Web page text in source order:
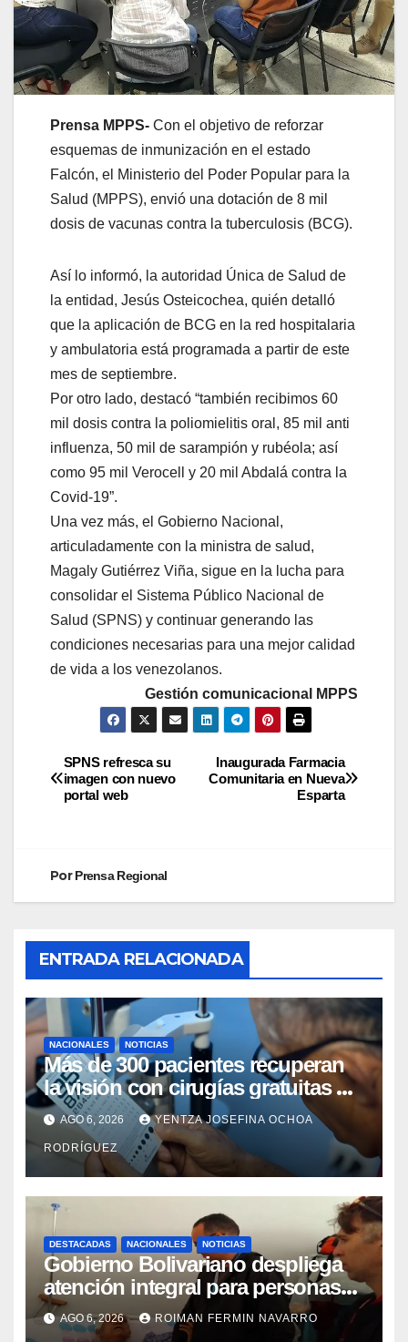
Prensa MPPS- Con el objetivo de reforzar
esquemas de inmunización en el estado
Falcón, el Ministerio del Poder Popular para la
Salud (MPPS), envió una dotación de 8 mil
dosis de vacunas contra la tuberculosis (BCG).
Así lo informó, la autoridad Única de Salud de
la entidad, Jesús Osteicochea, quién detalló
que la aplicación de BCG en la red hospitalaria
y ambulatoria está programada a partir de este
mes de septiembre.
Por otro lado, destacó “también recibimos 60
mil dosis contra la poliomielitis oral, 85 mil anti
influenza, 50 mil de sarampión y rubéola; así
como 95 mil Verocell y 20 mil Abdalá contra la
Covid-19”.
Una vez más, el Gobierno Nacional,
articuladamente con la ministra de salud,
Magaly Gutiérrez Viña, sigue en la lucha para
consolidar el Sistema Público Nacional de
Salud (SPNS) y continuar generando las
condiciones necesarias para una mejor calidad
de vida a los venezolanos.
Gestión comunicacional MPPS
Inaugurada Farmacia
Comunitaria en Nueva
Esparta
SPNS refresca su
imagen con nuevo
portal web
PorPrensa Regional
ENTRADA RELACIONADA
NACIONALES NOTICIAS
Más de 300 pacientes recuperan
la visión con cirugías gratuitas de
cataratas en Zulia
AGO 6, 2026 YENTZA JOSEFINA OCHOA
RODRÍGUEZ
DESTACADAS NACIONALES NOTICIAS
Gobierno Bolivariano despliega
atención integral para personas
con discapacidad en
campamentos de La Guaira
AGO 6, 2026 ROIMAN FERMIN NAVARRO